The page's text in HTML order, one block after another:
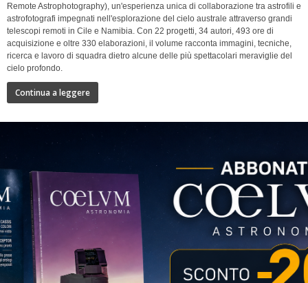
Remote Astrophotography), un'esperienza unica di collaborazione tra astrofili e
astrofotografi impegnati nell'esplorazione del cielo australe attraverso grandi
telescopi remoti in Cile e Namibia. Con 22 progetti, 34 autori, 493 ore di
acquisizione e oltre 330 elaborazioni, il volume racconta immagini, tecniche,
ricerca e lavoro di squadra dietro alcune delle più spettacolari meraviglie del
cielo profondo.
Continua a leggere